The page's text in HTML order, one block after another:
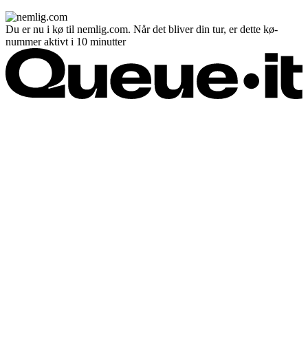
Du er nu i kø til nemlig.com. Når det bliver din tur, er dette kø-
nummer aktivt i 10 minutter